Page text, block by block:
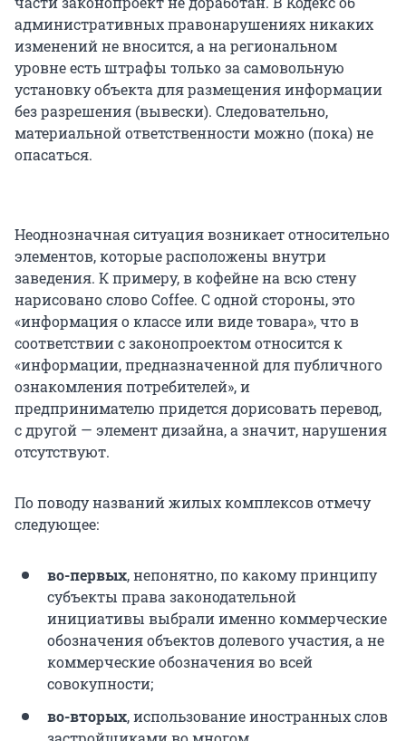
административных правонарушениях никаких
изменений не вносится, а на региональном
уровне есть штрафы только за самовольную
установку объекта для размещения информации
без разрешения (вывески). Следовательно,
материальной ответственности можно (пока) не
опасаться.
Неоднозначная ситуация возникает относительно
элементов, которые расположены внутри
заведения. К примеру, в кофейне на всю стену
нарисовано слово Coffee. С одной стороны, это
«информация о классе или виде товара», что в
соответствии с законопроектом относится к
«информации, предназначенной для публичного
ознакомления потребителей», и
предпринимателю придется дорисовать перевод,
с другой — элемент дизайна, а значит, нарушения
отсутствуют.
По поводу названий жилых комплексов отмечу
следующее:
во-первых, непонятно, по какому принципу
субъекты права законодательной
инициативы выбрали именно коммерческие
обозначения объектов долевого участия, а не
коммерческие обозначения во всей
совокупности;
во-вторых, использование иностранных слов